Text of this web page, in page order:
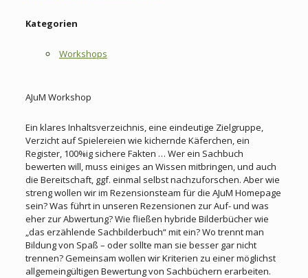
Kategorien
Workshops
AJuM Workshop
Ein klares Inhaltsverzeichnis, eine eindeutige Zielgruppe,
Verzicht auf Spielereien wie kichernde Käferchen, ein
Register, 100%ig sichere Fakten … Wer ein Sachbuch
bewerten will, muss einiges an Wissen mitbringen, und auch
die Bereitschaft, ggf. einmal selbst nachzuforschen. Aber wie
streng wollen wir im Rezensionsteam für die AJuM Homepage
sein? Was führt in unseren Rezensionen zur Auf- und was
eher zur Abwertung? Wie fließen hybride Bilderbücher wie
„das erzählende Sachbilderbuch“ mit ein? Wo trennt man
Bildung von Spaß – oder sollte man sie besser gar nicht
trennen? Gemeinsam wollen wir Kriterien zu einer möglichst
allgemeingültigen Bewertung von Sachbüchern erarbeiten.